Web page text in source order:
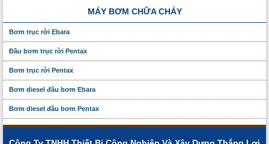
MÁY BƠM CHỮA CHÁY
Bơm trục rời Ebara
Đầu bơm trục rời Pentax
Bơm trục rời Pentax
Bơm diesel đầu bơm Ebara
Bơm diesel đầu bơm Pentax